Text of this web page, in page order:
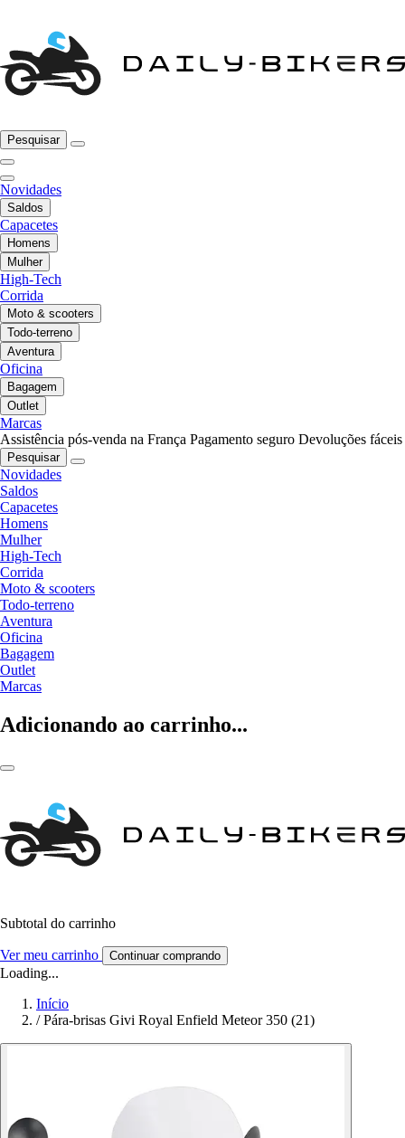
Pesquisar
Novidades
Saldos
Capacetes
Homens
Mulher
High-Tech
Corrida
Moto & scooters
Todo-terreno
Aventura
Oficina
Bagagem
Outlet
Marcas
Assistência pós-venda na França Pagamento seguro Devoluções fáceis
Pesquisar
Novidades
Saldos
Capacetes
Homens
Mulher
High-Tech
Corrida
Moto & scooters
Todo-terreno
Aventura
Oficina
Bagagem
Outlet
Marcas
Adicionando ao carrinho...
Subtotal do carrinho
Ver meu carrinho Continuar comprando
Loading...
Início
/ Pára-brisas Givi Royal Enfield Meteor 350 (21)